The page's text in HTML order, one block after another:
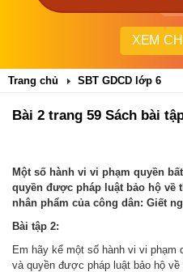
XEM
Trang chủ SBT GDCD lớp 6
Bài 2 trang 59 Sách bài
Một số hành vi vi phạm quyền
quyền được pháp luật bảo hộ về
nhân phẩm của công dân: Giết
Bài tập 2:
Em hãy kể một số hành vi vi phạm
và quyền được pháp luật bảo hộ